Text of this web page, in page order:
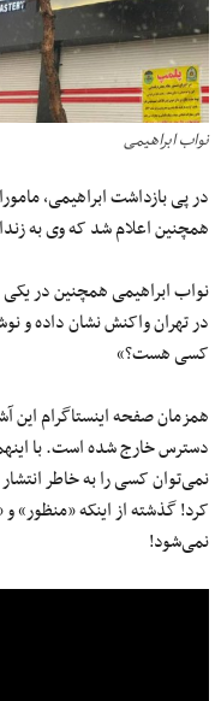
نواب ابراهیمی
در پی بازداشت ابراهیمی،
همچنین اعلام شد که وی به
نواب ابراهیمی همچنین در
در تهران واکنش نشان داده و
کسی هست؟»
همزمان صفحه اینستاگرام این
دسترس خارج شده است. با
نمی‌توان کسی را به خاطر
کرد! گذشته از اینکه «منظور»
نمی‌شود!